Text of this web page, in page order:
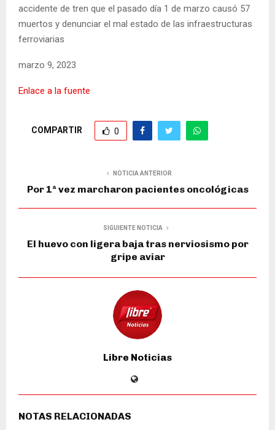
accidente de tren que el pasado día 1 de marzo causó 57
muertos y denunciar el mal estado de las infraestructuras
ferroviarias
marzo 9, 2023
Enlace a la fuente
COMPARTIR 0
NOTICIA ANTERIOR
Por 1ª vez marcharon pacientes oncológicas
SIGUIENTE NOTICIA
El huevo con ligera baja tras nerviosismo por
gripe aviar
Libre Noticias
NOTAS RELACIONADAS